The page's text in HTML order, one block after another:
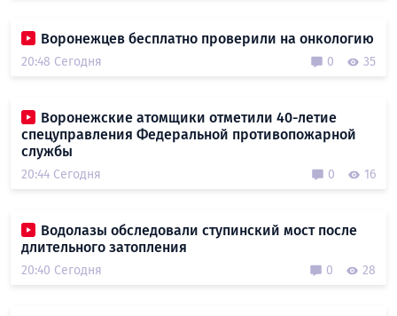
Воронежцев бесплатно проверили на онкологию
20:48 Сегодня 0 35
Воронежские атомщики отметили 40-летие
спецуправления Федеральной противопожарной
службы
20:44 Сегодня 0 16
Водолазы обследовали ступинский мост после
длительного затопления
20:40 Сегодня 0 28